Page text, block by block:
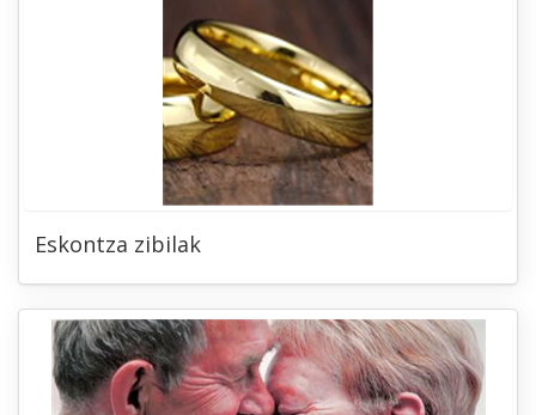
Eskontza zibilak